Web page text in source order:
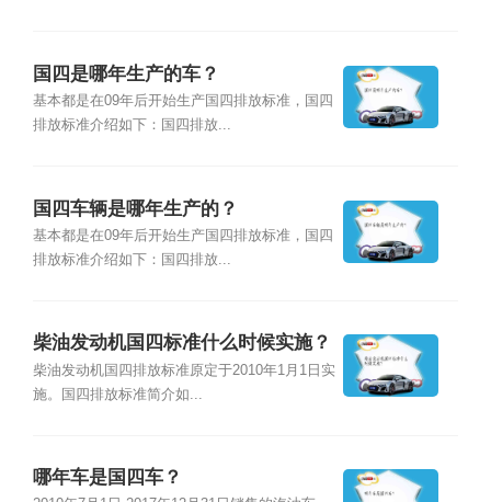
国四是哪年生产的车？
基本都是在09年后开始生产国四排放标准，国四
排放标准介绍如下：国四排放...
国四车辆是哪年生产的？
基本都是在09年后开始生产国四排放标准，国四
排放标准介绍如下：国四排放...
柴油发动机国四标准什么时候实施？
柴油发动机国四排放标准原定于2010年1月1日实
施。国四排放标准简介如...
哪年车是国四车？